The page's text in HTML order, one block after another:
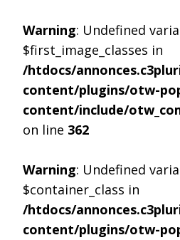
Warning: Undefined
$first_image_classes in
/htdocs/
content/plugins/otw-
content/include/
on line 362
Warning: Undefined
$container_class in
/htdocs/
content/plugins/otw-